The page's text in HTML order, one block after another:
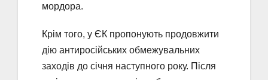
мордора.
Крім того, у ЄК пропонують продовжити
дію антиросійських обмежувальних
заходів до січня наступного року. Після